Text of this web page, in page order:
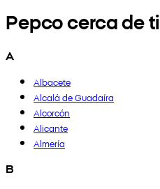
Pepco cerca de ti
A
Albacete
Alcalá de Guadaíra
Alcorcón
Alicante
Almería
B